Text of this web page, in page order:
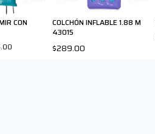
CON
COLCHÓN INFLABLE 1.88 M
43015
$289.00